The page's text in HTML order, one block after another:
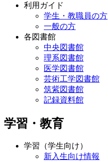
利用ガイド
学生・教職員の方
一般の方
各図書館
中央図書館
理系図書館
医学図書館
芸術工学図書館
筑紫図書館
記録資料館
学習・教育
学習（学生向け）
新入生向け情報